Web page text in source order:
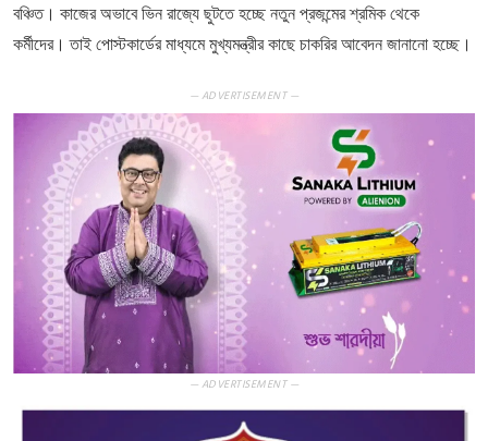
বঞ্চিত। কাজের অভাবে ভিন রাজ্যে ছুটতে হচ্ছে নতুন প্রজন্মের শ্রমিক থেকে
কর্মীদের। তাই পোস্টকার্ডের মাধ্যমে মুখ্যমন্ত্রীর কাছে চাকরির আবেদন জানানো হচ্ছে।
— ADVERTISEMENT —
— ADVERTISEMENT —